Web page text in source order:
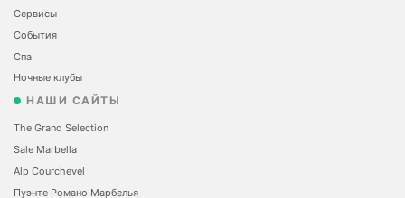
Сервисы
События
Спа
Ночные клубы
НАШИ САЙТЫ
The Grand Selection
Sale Marbella
Alp Courchevel
Пуэнте Романо Марбелья